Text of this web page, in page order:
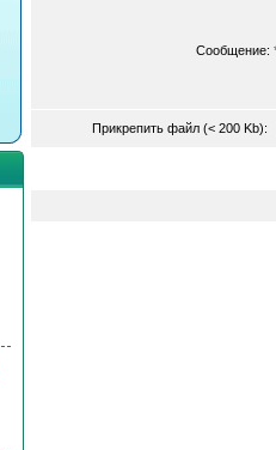
Сообщение:
Прикрепить файл (< 200